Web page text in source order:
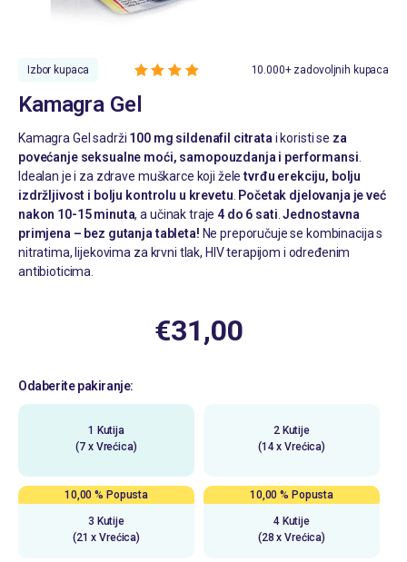
Izbor kupaca
ocjena: od
ukupno 5 (
10.000+ zadovoljnih kupaca
Kamagra Gel
Kamagra Gel sadrži 100 mg sildenafil citrata i koristi se za
povećanje seksualne moći, samopouzdanja i performansi
Idealan je i za zdrave muškarce koji želetvrđu erekciju, bolju
izdržljivost i bolju kontrolu u krevetu Početak djelovanja je već
nakon 10-15 minuta, a učinak traje 4 do 6 sati .Jednostavna
primjena – bez gutanja tableta! Ne preporučuje se kombinacija s
nitratima, lijekovima za krvni tlak, HIV terapijom i određenim
antibioticima.
€31,00
Odaberite pakiranje:
1 Kutija
(7 x Vrećica)
2 Kutije
(14 x Vrećica)
10,00 % Popusta
3 Kutije
(21 x Vrećica)
10,00 % Popusta
4 Kutije
(28 x Vrećica)